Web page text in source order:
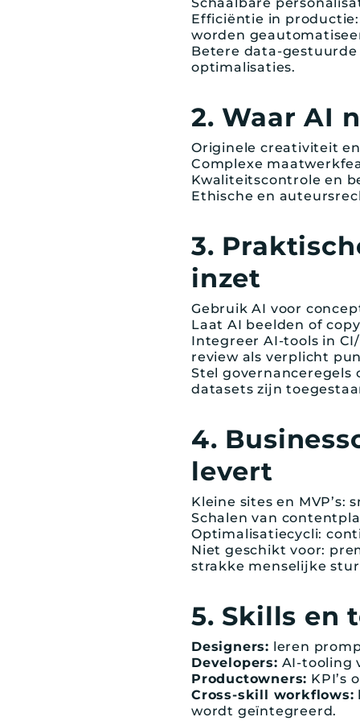
Efficiëntie in
worden
Betere data-
optimalisaties.
2. Waar AI
Originele creativiteit
Complexe
Kwaliteitscontrole en
Ethische en
3.
inzet
Gebruik AI voor
Laat AI beelden of
Integreer AI-tools in
review als verplicht
Stel
datasets zijn
4.
levert
Kleine sites en
Schalen van
Optimalisatiecycli:
Niet geschikt voor:
strakke menselijke
5. Skills en
Designers: leren
Developers: AI-tooling
Productowners: KPI’s
Cross-skill workflows:
wordt geïntegreerd.